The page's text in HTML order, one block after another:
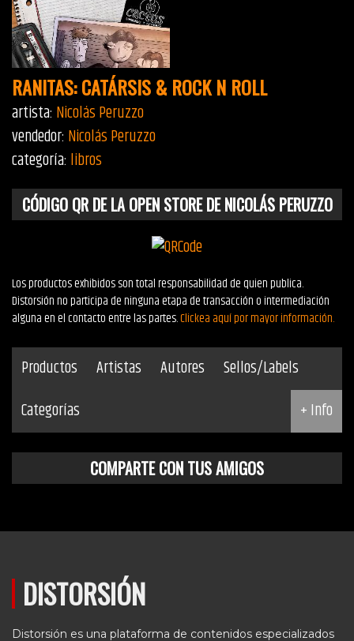
RANITAS: CATÁRSIS & ROCK N ROLL
artista: Nicolás Peruzzo
vendedor: Nicolás Peruzzo
categoría: libros
CÓDIGO QR DE LA OPEN STORE DE NICOLÁS PERUZZO
Los productos exhibidos son total responsabilidad de quien publica.
Distorsión no participa de ninguna etapa de transacción o intermediación
alguna en el contacto entre las partes.Clickea aquí por mayor información.
Productos Artistas Autores
Sellos/Labels
Categorías
+ Info
COMPARTE CON TUS AMIGOS
DISTORSIÓN
Distorsión es una plataforma de contenidos especializados